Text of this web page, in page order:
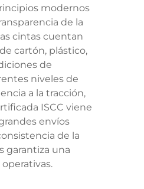
modernos
de la
cintas cuentan
cartón, plástico,
de
niveles de
a la tracción,
ISCC viene
envíos
de la
garantiza una